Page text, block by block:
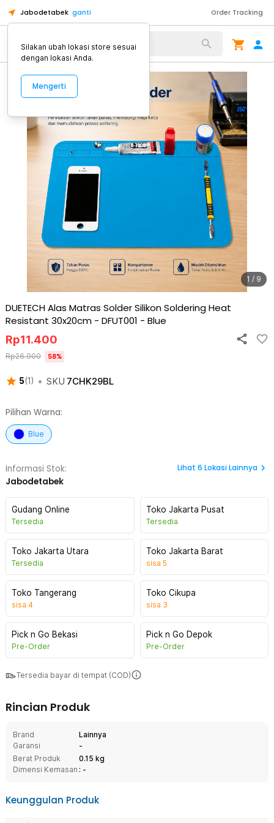
Jabodetabek ganti Order Tracking
Alat Kopi
1 / 9
DUETECH Alas Matras Solder Silikon Soldering Heat
Resistant 30x20cm - DFUT001 - Blue
5(1 ) • SKU 7CHK29BL
Rp11.400
Rp26.900 58%
Pilihan Warna:
Blue
Informasi Stok:
Jabodetabek
Lihat 6 Lokasi Lainnya
Gudang Online
Tersedia
Toko Jakarta Pusat
Tersedia
Toko Jakarta Utara
Tersedia
Toko Jakarta Barat
sisa 5
Toko Tangerang
sisa 4
Toko Cikupa
sisa 3
Pick n Go Bekasi
Pre-Order
Pick n Go Depok
Pre-Order
Tersedia bayar di tempat (COD)
Rincian Produk
Brand
Lainnya
Garansi
-
Berat Produk
0.15 kg
Dimensi Kemasan : -
Keunggulan Produk
Silakan ubah lokasi store sesuai
dengan lokasi Anda.
Mengerti